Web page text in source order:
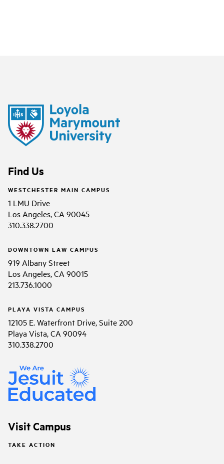
Find Us
WESTCHESTER MAIN CAMPUS
1 LMU Drive
Los Angeles, CA 90045
310.338.2700
DOWNTOWN LAW CAMPUS
919 Albany Street
Los Angeles, CA 90015
213.736.1000
PLAYA VISTA CAMPUS
12105 E. Waterfront Drive, Suite 200
Playa Vista, CA 90094
310.338.2700
Visit Campus
TAKE ACTION